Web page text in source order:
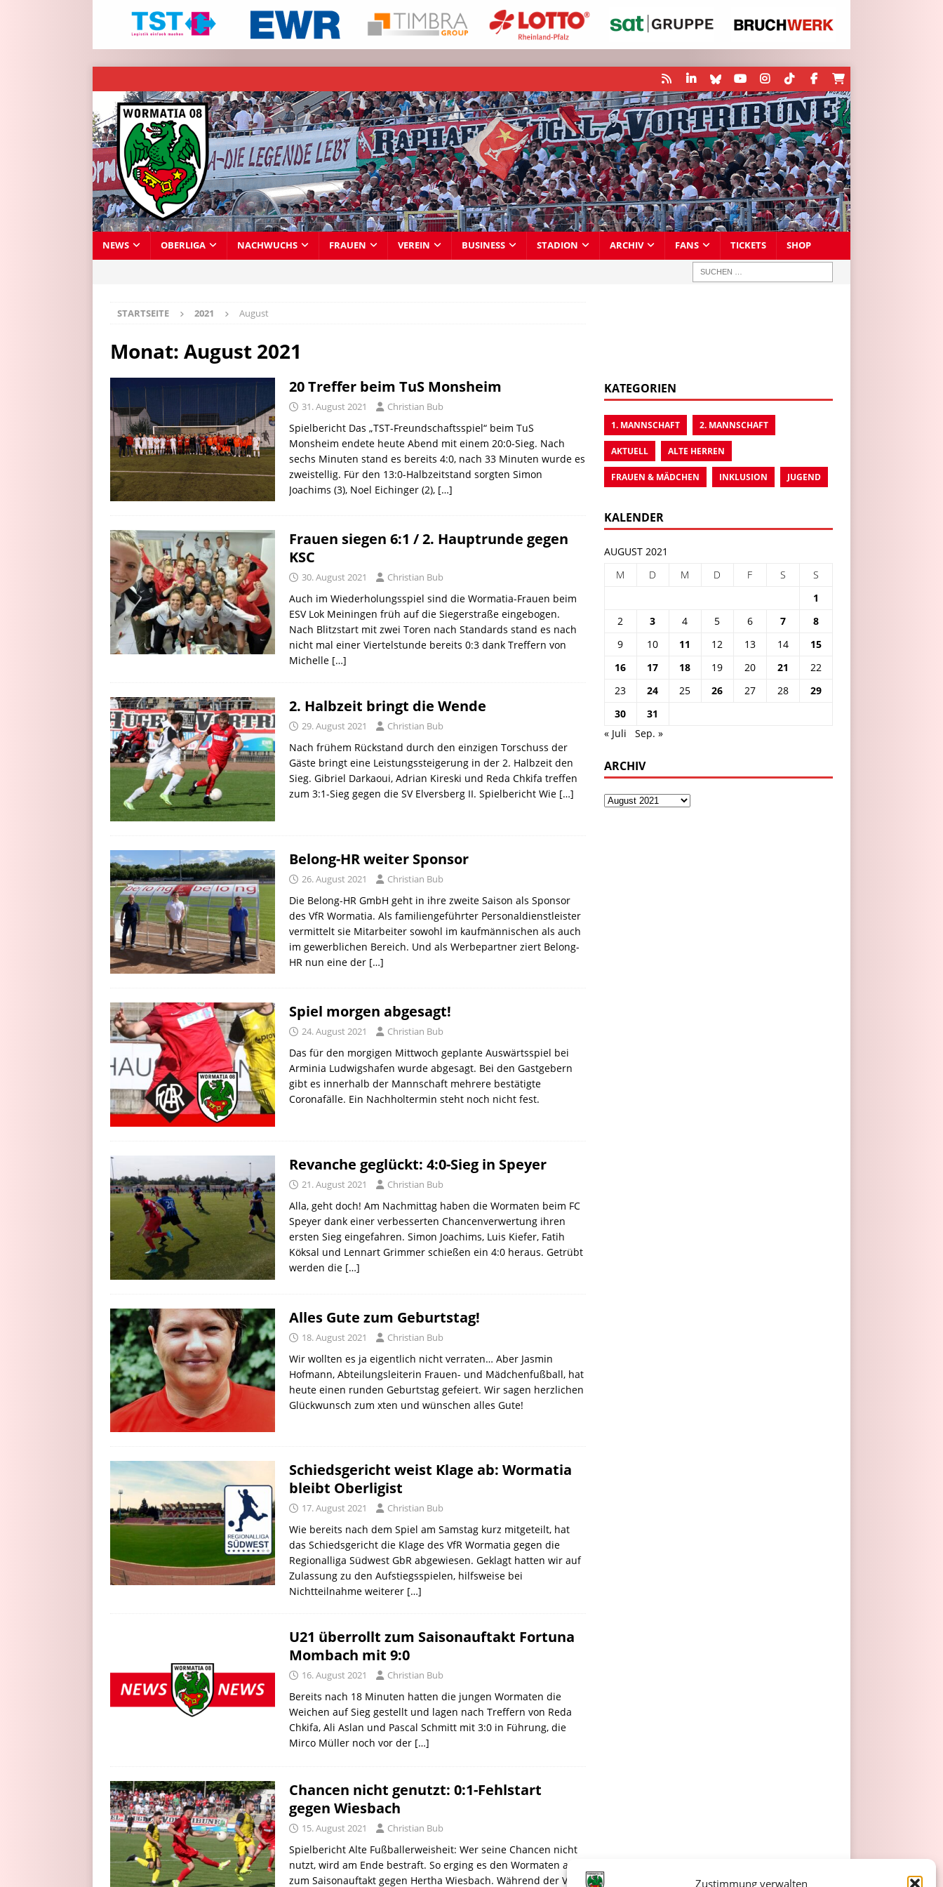
Zustimmung verwalten
NEWS OBERLIGA NACHWUCHS FRAUEN VEREIN BUSINESS STADION ARCHIV FANS TICKETS SHOP
STARTSEITE 2021 August
Monat: August 2021
20 Treffer beim TuS Monsheim
31. August 2021 Christian Bub
Spielbericht Das „TST-Freundschaftsspiel“ beim TuS
Monsheim endete heute Abend mit einem 20:0-Sieg. Nach
sechs Minuten stand es bereits 4:0, nach 33 Minuten wurde es
zweistellig. Für den 13:0-Halbzeitstand sorgten Simon
Joachims (3), Noel Eichinger (2), […]
Frauen siegen 6:1 / 2. Hauptrunde gegen
KSC
30. August 2021 Christian Bub
Auch im Wiederholungsspiel sind die Wormatia-Frauen beim
ESV Lok Meiningen früh auf die Siegerstraße eingebogen.
Nach Blitzstart mit zwei Toren nach Standards stand es nach
nicht mal einer Viertelstunde bereits 0:3 dank Treffern von
Michelle […]
2. Halbzeit bringt die Wende
29. August 2021 Christian Bub
Nach frühem Rückstand durch den einzigen Torschuss der
Gäste bringt eine Leistungssteigerung in der 2. Halbzeit den
Sieg. Gibriel Darkaoui, Adrian Kireski und Reda Chkifa treffen
zum 3:1-Sieg gegen die SV Elversberg II. Spielbericht Wie […]
Belong-HR weiter Sponsor
26. August 2021 Christian Bub
Die Belong-HR GmbH geht in ihre zweite Saison als Sponsor
des VfR Wormatia. Als familiengeführter Personaldienstleister
vermittelt sie Mitarbeiter sowohl im kaufmännischen als auch
im gewerblichen Bereich. Und als Werbepartner ziert Belong-
HR nun eine der […]
Spiel morgen abgesagt!
24. August 2021 Christian Bub
Das für den morgigen Mittwoch geplante Auswärtsspiel bei
Arminia Ludwigshafen wurde abgesagt. Bei den Gastgebern
gibt es innerhalb der Mannschaft mehrere bestätigte
Coronafälle. Ein Nachholtermin steht noch nicht fest.
Revanche geglückt: 4:0-Sieg in Speyer
21. August 2021 Christian Bub
Alla, geht doch! Am Nachmittag haben die Wormaten beim FC
Speyer dank einer verbesserten Chancenverwertung ihren
ersten Sieg eingefahren. Simon Joachims, Luis Kiefer, Fatih
Köksal und Lennart Grimmer schießen ein 4:0 heraus. Getrübt
werden die […]
Alles Gute zum Geburtstag!
18. August 2021 Christian Bub
Wir wollten es ja eigentlich nicht verraten… Aber Jasmin
Hofmann, Abteilungsleiterin Frauen- und Mädchenfußball, hat
heute einen runden Geburtstag gefeiert. Wir sagen herzlichen
Glückwunsch zum xten und wünschen alles Gute!
Schiedsgericht weist Klage ab: Wormatia
bleibt Oberligist
17. August 2021 Christian Bub
Wie bereits nach dem Spiel am Samstag kurz mitgeteilt, hat
das Schiedsgericht die Klage des VfR Wormatia gegen die
Regionalliga Südwest GbR abgewiesen. Geklagt hatten wir auf
Zulassung zu den Aufstiegsspielen, hilfsweise bei
Nichtteilnahme weiterer […]
U21 überrollt zum Saisonauftakt Fortuna
Mombach mit 9:0
16. August 2021 Christian Bub
Bereits nach 18 Minuten hatten die jungen Wormaten die
Weichen auf Sieg gestellt und lagen nach Treffern von Reda
Chkifa, Ali Aslan und Pascal Schmitt mit 3:0 in Führung, die
Mirco Müller noch vor der […]
Chancen nicht genutzt: 0:1-Fehlstart
gegen Wiesbach
15. August 2021 Christian Bub
Spielbericht Alte Fußballerweisheit: Wer seine Chancen nicht
nutzt, wird am Ende bestraft. So erging es den Wormaten auch
zum Saisonauftakt gegen Hertha Wiesbach. Während der VfR
KATEGORIEN
1. MANNSCHAFT 2. MANNSCHAFT
AKTUELL ALTE HERREN
FRAUEN & MÄDCHEN INKLUSION JUGEND
KALENDER
AUGUST 2021
M
D M D F S
S
1
2
3 4 5 6 7
8
9
10 11 12 13 14
15
16
17 18 19 20 21
22
23
24 25 26 27 28
29
30
31
« Juli
Sep. »
ARCHIV